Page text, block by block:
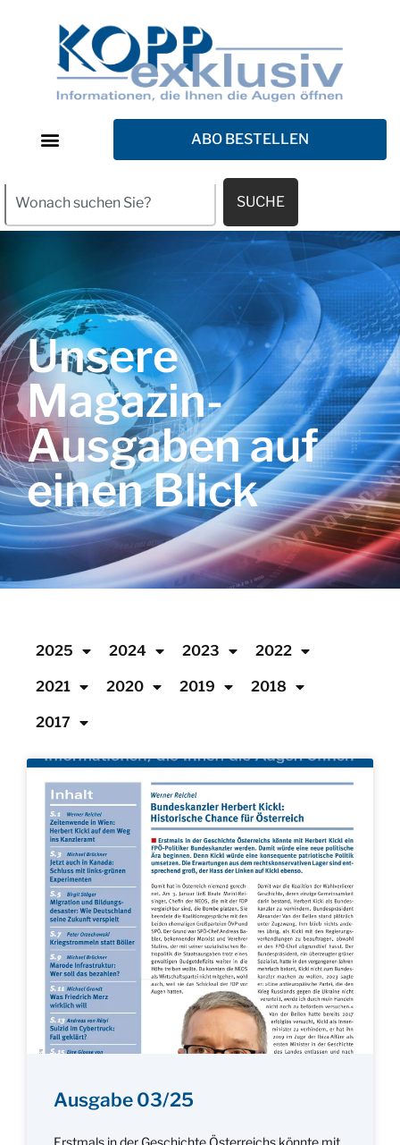
ABO BESTELLEN
SUCHE
Unsere
Magazin-
Ausgaben auf
einen Blick
2025 2024 2023 2022
2021 2020 2019 2018
2017
Ausgabe 03/25
Erstmals in der Geschichte Österreichs könnte mit